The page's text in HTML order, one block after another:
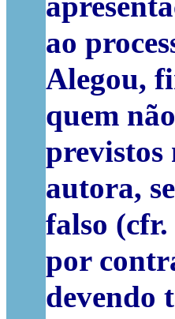
ao
Alegou,
quem
previstos
autora,
falso
por
devendo